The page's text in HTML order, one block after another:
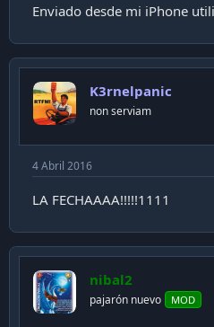
Enviado desde mi iPhone
K3rnelpanic
non serviam
4 Abril 2016
LA FECHAAAA!!!!!1111
nibal2
pajarón nuevo MOD